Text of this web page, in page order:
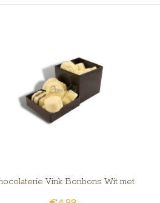
Vink Bonbons Wit met